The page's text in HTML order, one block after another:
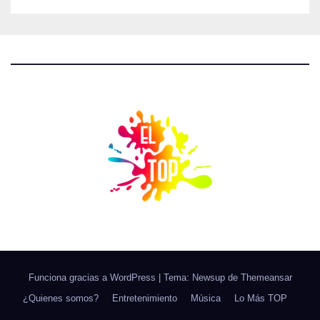
Funciona gracias a WordPress Tema: Newsup de Themeansar
¿Quienes somos?
Entretenimiento Música Lo Más TOP